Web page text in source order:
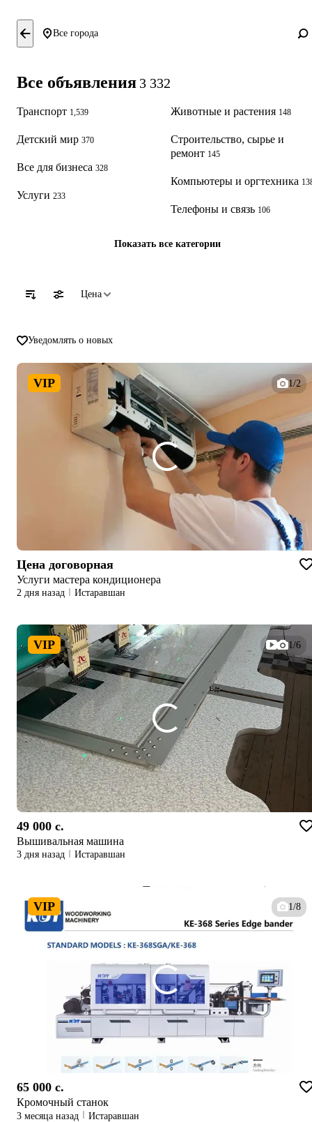
Все города
Все объявления 3 332
Транспорт 1,539
Детский мир 370
Все для бизнеса 328
Услуги 233
Животные и растения 148
Строительство, сырье и
ремонт 145
Компьютеры и оргтехника
Телефоны и связь 106
Показать все категории
Цена
Уведомлять о новых
VIP 1/2
Цена договорная
Услуги мастера кондиционера
2 дня назад Истаравшан
VIP 1/6
49 000 c.
Вышивальная машина
3 дня назад Истаравшан
VIP 1/8
65 000 c.
Кромочный станок
3 месяца назад Истаравшан